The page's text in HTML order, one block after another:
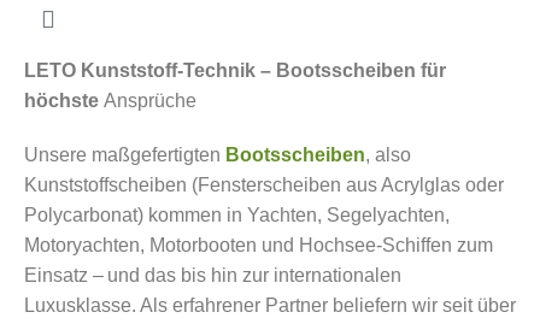
Video
YouTub
e immer
entsper
ren
LETO Kunststoff-Technik – Bootsscheiben für
höchste Ansprüche
Unsere maßgefertigten Bootsscheiben, also
Kunststoffscheiben (Fensterscheiben aus Acrylglas oder
Polycarbonat) kommen in Yachten, Segelyachten,
Motoryachten, Motorbooten und Hochsee-Schiffen zum
Einsatz – und das bis hin zur internationalen
Luxusklasse. Als erfahrener Partner beliefern wir seit über